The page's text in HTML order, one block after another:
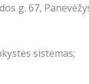
g. 67,
sistemas;